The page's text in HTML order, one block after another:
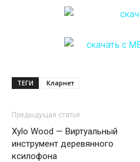
ТЕГИ Кларнет
Предыдущая статья
Xylo Wood — Виртуальный
инструмент деревянного
ксилофона